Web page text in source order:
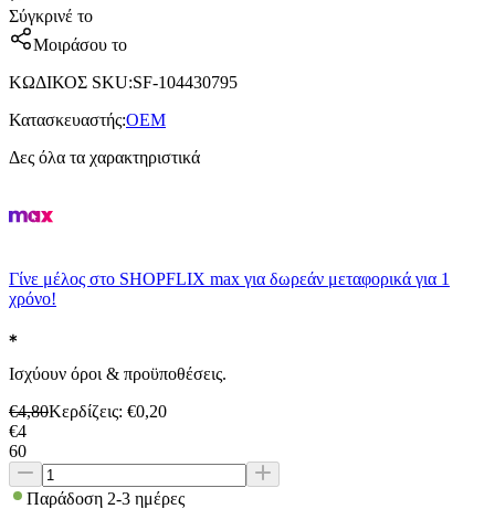
Σύγκρινέ το
Μοιράσου το
ΚΩΔΙΚΟΣ SKU:SF-104430795
Κατασκευαστής:OEM
Δες όλα τα χαρακτηριστικά
Γίνε μέλος στο SHOPFLIX max για δωρεάν μεταφορικά για 1
χρόνο!
Ισχύουν όροι & προϋποθέσεις.
€4,80Κερδίζεις: €0,20
€4
60
Παράδοση 2-3 ημέρες